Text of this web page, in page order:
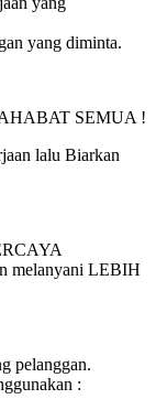
yang diminta.
SEMUA !
lalu Biarkan
melanyani LEBIH
pelanggan.
: